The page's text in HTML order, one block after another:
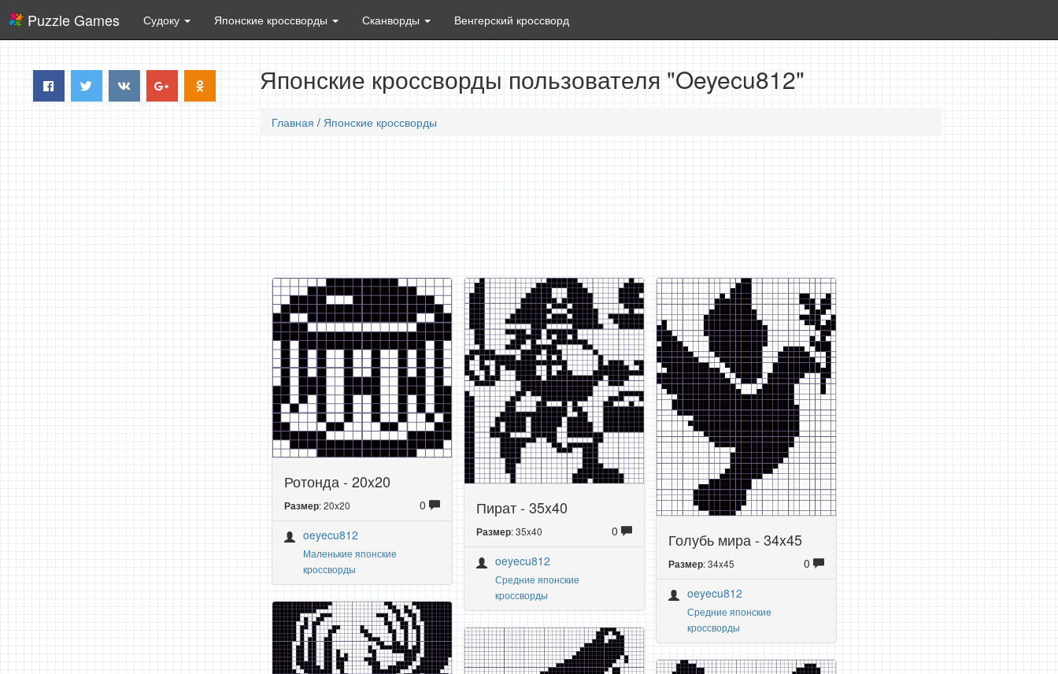
Puzzle Games Судоку Японские кроссворды Сканворды Венгерский кроссворд
Японские кроссворды пользователя "Oeyecu812"
Главная / Японские кроссворды
Ротонда - 20x20
Размер: 20x20
0
oeyecu812
Маленькие японские
кроссворды
Пират - 35x40
Размер: 35x40
0
oeyecu812
Средние японские
кроссворды
Голубь мира - 34x45
Размер: 34x45
0
oeyecu812
Средние японские
кроссворды